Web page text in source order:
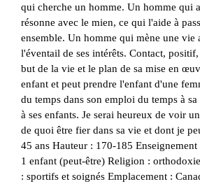
qui cherche un homme. Un homme qui
résonne avec le mien, ce qui l'aide à
ensemble. Un homme qui mène une vie
l'éventail de ses intérêts. Contact,
but de la vie et le plan de sa mise en
enfant et peut prendre l'enfant d'une
du temps dans son emploi du temps à
à ses enfants. Je serai heureux de voir
de quoi être fier dans sa vie et dont je
45 ans Hauteur : 170-185
1 enfant (peut-être) Religion :
: sportifs et soignés Emplacement :